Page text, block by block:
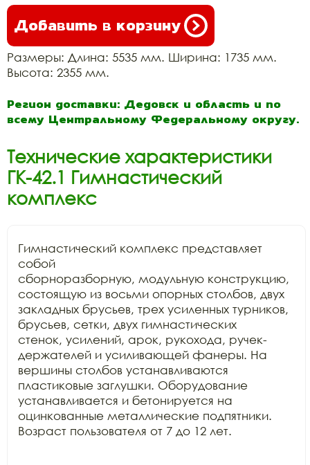
Добавить в корзину
Размеры: Длина: 5535 мм. Ширина: 1735 мм.
Высота: 2355 мм.
Регион доставки: Дедовск и область и по
всему Центральному Федеральному округу.
Технические характеристики
ГК-42.1 Гимнастический
комплекс
Гимнастический комплекс представляет
собой
сборноразборную, модульную конструкцию,
состоящую из восьми опорных столбов, двух
закладных брусьев, трех усиленных турников,
брусьев, сетки, двух гимнастических
стенок, усилений, арок, рукохода, ручек-
держателей и усиливающей фанеры. На
вершины столбов устанавливаются
пластиковые заглушки. Оборудование
устанавливается и бетонируется на
оцинкованные металлические подпятники.
Возраст пользователя от 7 до 12 лет.